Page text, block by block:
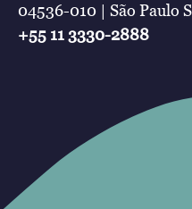
04536-010 | São Paulo
+55 11 3330-2888